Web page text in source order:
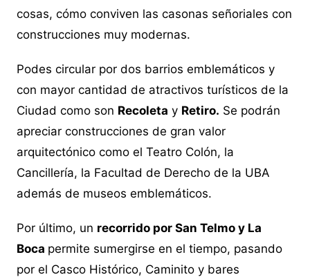
cosas, cómo conviven las casonas señoriales con
construcciones muy modernas.
Podes circular por dos barrios emblemáticos y
con mayor cantidad de atractivos turísticos de la
Ciudad como son Recoleta y Retiro. Se podrán
apreciar construcciones de gran valor
arquitectónico como el Teatro Colón, la
Cancillería, la Facultad de Derecho de la UBA
además de museos emblemáticos.
Por último, un recorrido por San Telmo y La
Boca permite sumergirse en el tiempo, pasando
por el Casco Histórico, Caminito y bares